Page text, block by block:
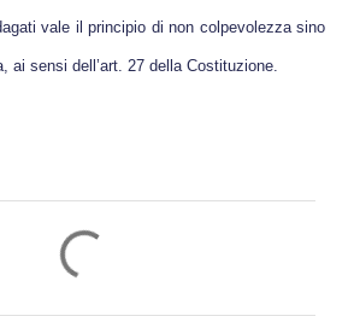
vale il principio di non colpevolezza sino
ai sensi dell’art. 27 della Costituzione.